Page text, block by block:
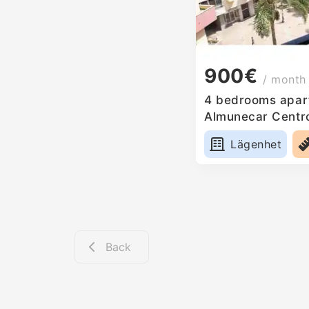
900€ / month
4 bedrooms
Almunecar
Lägenhet
Back